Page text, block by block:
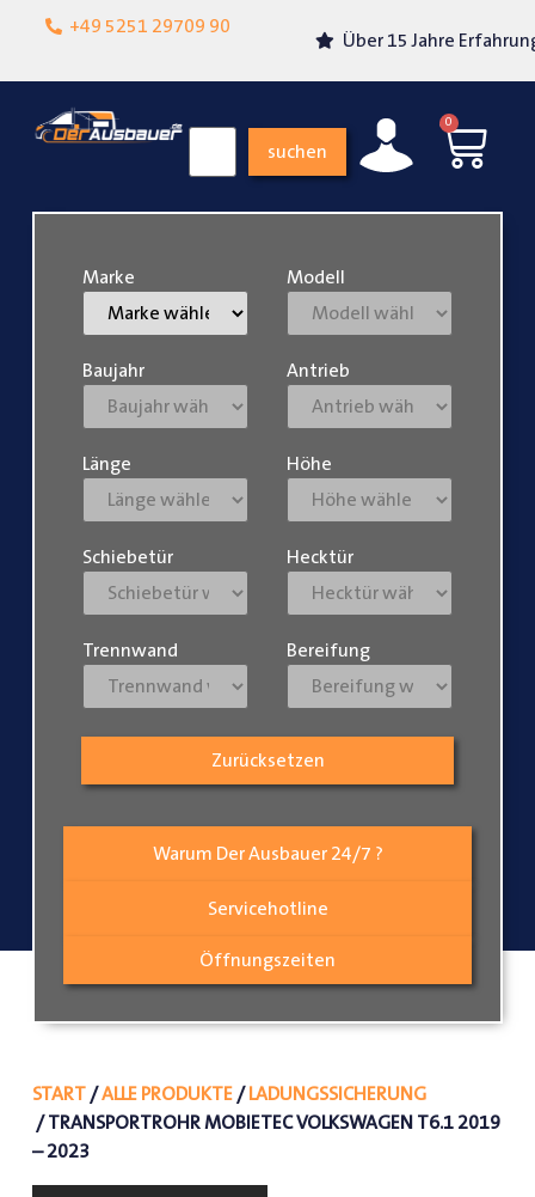
+49 5251 29709 90
Lokalgeschäft in
Über 15 Jahre Erfahrung
suchen
0
Warum Der Ausbauer 24/7 ?
Servicehotline
Öffnungszeiten
Marke Modell
Baujahr Antrieb
Länge Höhe
Schiebetür Hecktür
Trennwand Bereifung
Zurücksetzen
START/ALLE PRODUKTE/LADUNGSSICHERUNG
/ TRANSPORTROHR MOBIETEC VOLKSWAGEN T6.1 2019
– 2023